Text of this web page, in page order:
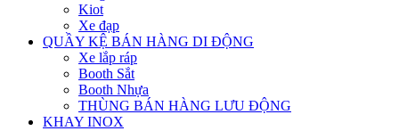
Kiot
Xe đạp
QUẦY KỆ BÁN HÀNG DI ĐỘNG
Xe lắp ráp
Booth Sắt
Booth Nhựa
THÙNG BÁN HÀNG LƯU ĐỘNG
KHAY INOX